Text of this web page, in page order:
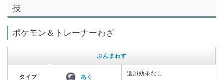
技
ポケモン＆トレーナーわざ
ぶんまわす
タイプ あく
追加効果なし